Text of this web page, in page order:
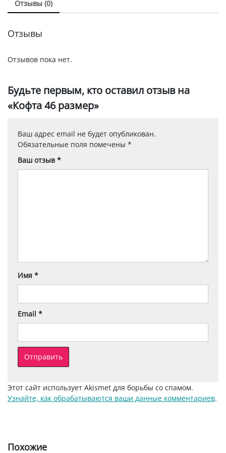
Отзывы (0)
Отзывы
Отзывов пока нет.
Будьте первым, кто оставил отзыв на
«Кофта 46 размер»
Ваш адрес email не будет опубликован.
Обязательные поля помечены *
Ваш отзыв *
Имя *
Email *
Этот сайт использует Akismet для борьбы со спамом.
Узнайте, как обрабатываются ваши данные комментариев.
Похожие